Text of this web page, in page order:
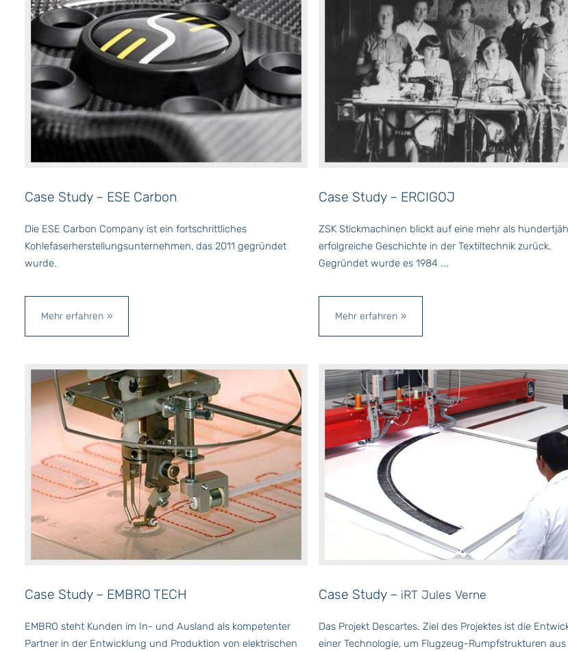
Case Study – ESE Carbon
Die ESE Carbon Company ist ein fortschrittliches
Kohlefaserherstellungsunternehmen, das 2011 gegründet
wurde.
Mehr erfahren
Case Study – ERCIGOJ
ZSK Stickmachinen blickt auf eine mehr als
erfolgreiche Geschichte in der Textiltechnik zurück.
Gegründet wurde es 1984 ...
Mehr erfahren
Case Study – EMBRO TECH
EMBRO steht Kunden im In- und Ausland als kompetenter
Partner in der Entwicklung und Produktion von elektrischen
Case Study – iRT Jules Verne
Das Projekt Descartes. Ziel des Projektes ist die
einer Technologie, um Flugzeug-Rumpfstrukturen aus